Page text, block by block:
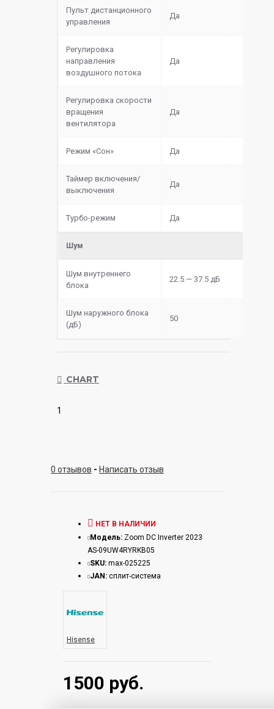
Пульт дистанционного
управления
Да
Регулировка
направления
воздушного потока
Да
Регулировка скорости
вращения
вентилятора
Да
Режим «Сон» Да
Таймер включения/
выключения
Да
Турбо-режим Да
Шум
Шум внутреннего
блока
22.5 — 37.5 дБ
Шум наружного блока
(дБ)
50
CHART
1
0 отзывов - Написать отзыв
1500 руб.
НЕТ В НАЛИЧИИ
Модель: Zoom DC Inverter 2023
AS-09UW4RYRKB05
SKU: max-025225
JAN: сплит-система
Hisense